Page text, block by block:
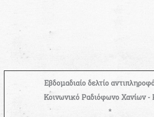
Εβδομαδιαίο δελτίο
Κοινωνικό Ραδιόφωνο Χανίων -
*